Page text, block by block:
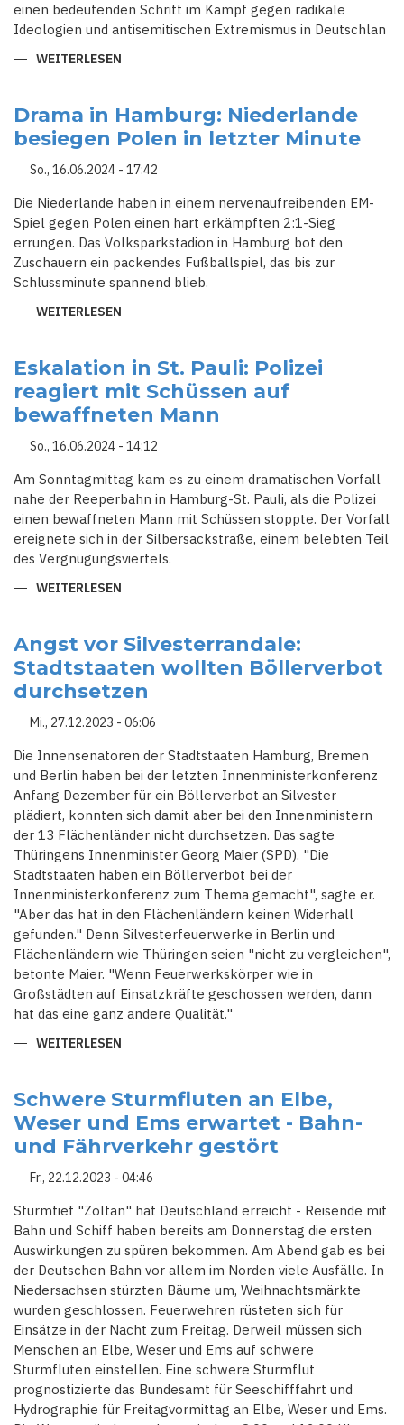
einen bedeutenden Schritt im Kampf gegen radikale
Ideologien und antisemitischen Extremismus in Deutschlan
WEITERLESEN
INNENMINISTERIUM
SCHLIESST I
SLAMISCHES Z
ENTRUM H
ND W
OSCHEEN
Drama in Hamburg: Niederlande
besiegen Polen in letzter Minute
So., 16.06.2024 - 17:42
Die Niederlande haben in einem nervenaufreibenden EM-
Spiel gegen Polen einen hart erkämpften 2:1-Sieg
errungen. Das Volksparkstadion in Hamburg bot den
Zuschauern ein packendes Fußballspiel, das bis zur
Schlussminute spannend blieb.
WEITERLESEN
NIEDERLANDE
BESIEGEN
POLEN
IN
LETZTER
MINUTE
Eskalation in St. Pauli: Polizei
reagiert mit Schüssen auf
bewaffneten Mann
So., 16.06.2024 - 14:12
Am Sonntagmittag kam es zu einem dramatischen Vorfall
nahe der Reeperbahn in Hamburg-St. Pauli, als die Polizei
einen bewaffneten Mann mit Schüssen stoppte. Der Vorfall
ereignete sich in der Silbersackstraße, einem belebten Teil
des Vergnügungsviertels.
WEITERLESEN
PAULI:
POLIZEI
REAGIERT
MIT
SCHÜSSEN
AUF
BEWAFFNETEN
MANN
Angst vor Silvesterrandale:
Stadtstaaten wollten Böllerverbot
durchsetzen
Mi., 27.12.2023 - 06:06
Die Innensenatoren der Stadtstaaten Hamburg, Bremen
und Berlin haben bei der letzten Innenminister­konferenz
Anfang Dezember für ein Böllerverbot an Silvester
plädiert, konnten sich damit aber bei den Innen­ministern
der 13 Flächenländer nicht durchsetzen. Das sagte
Thüringens Innenminister Georg Maier (SPD). "Die
Stadtstaaten haben ein Böllerverbot bei der
Innenministerkonferenz zum Thema gemacht", sagte er.
"Aber das hat in den Flächen­ländern keinen Widerhall
gefunden." Denn Silvesterfeuerwerke in Berlin und
Flächenländern wie Thüringen seien "nicht zu vergleichen",
betonte Maier. "Wenn Feuerwerkskörper wie in
Großstädten auf Einsatzkräfte geschossen werden, dann
hat das eine ganz andere Qualität."
WEITERLESEN
STADTSTAATEN
WOLLTEN
BÖLLERVERBOT
DURCHSETZEN
Schwere Sturmfluten an Elbe,
Weser und Ems erwartet - Bahn-
und Fährverkehr gestört
Fr., 22.12.2023 - 04:46
Sturmtief "Zoltan" hat Deutschland erreicht - Reisende mit
Bahn und Schiff haben bereits am Donnerstag die ersten
Auswirkungen zu spüren bekommen. Am Abend gab es bei
der Deutschen Bahn vor allem im Norden viele Ausfälle. In
Niedersachsen stürzten Bäume um, Weihnachtsmärkte
wurden geschlossen. Feuerwehren rüsteten sich für
Einsätze in der Nacht zum Freitag. Derweil müssen sich
Menschen an Elbe, Weser und Ems auf schwere
Sturmfluten einstellen. Eine schwere Sturmflut
prognostizierte das Bundesamt für Seeschifffahrt und
Hydrographie für Freitagvormittag an Elbe, Weser und Ems.